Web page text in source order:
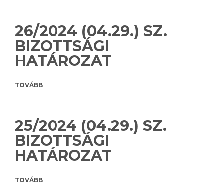
26/2024 (04.29.) SZ.
BIZOTTSÁGI
HATÁROZAT
TOVÁBB
25/2024 (04.29.) SZ.
BIZOTTSÁGI
HATÁROZAT
TOVÁBB